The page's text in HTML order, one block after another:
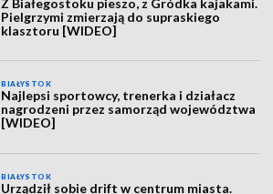
Z Białegostoku pieszo, z Gródka kajakami.
Pielgrzymi zmierzają do supraskiego
klasztoru [WIDEO]
BIAŁYSTOK
Najlepsi sportowcy, trenerka i działacz
nagrodzeni przez samorząd województwa
[WIDEO]
BIAŁYSTOK
Urządził sobie drift w centrum miasta.